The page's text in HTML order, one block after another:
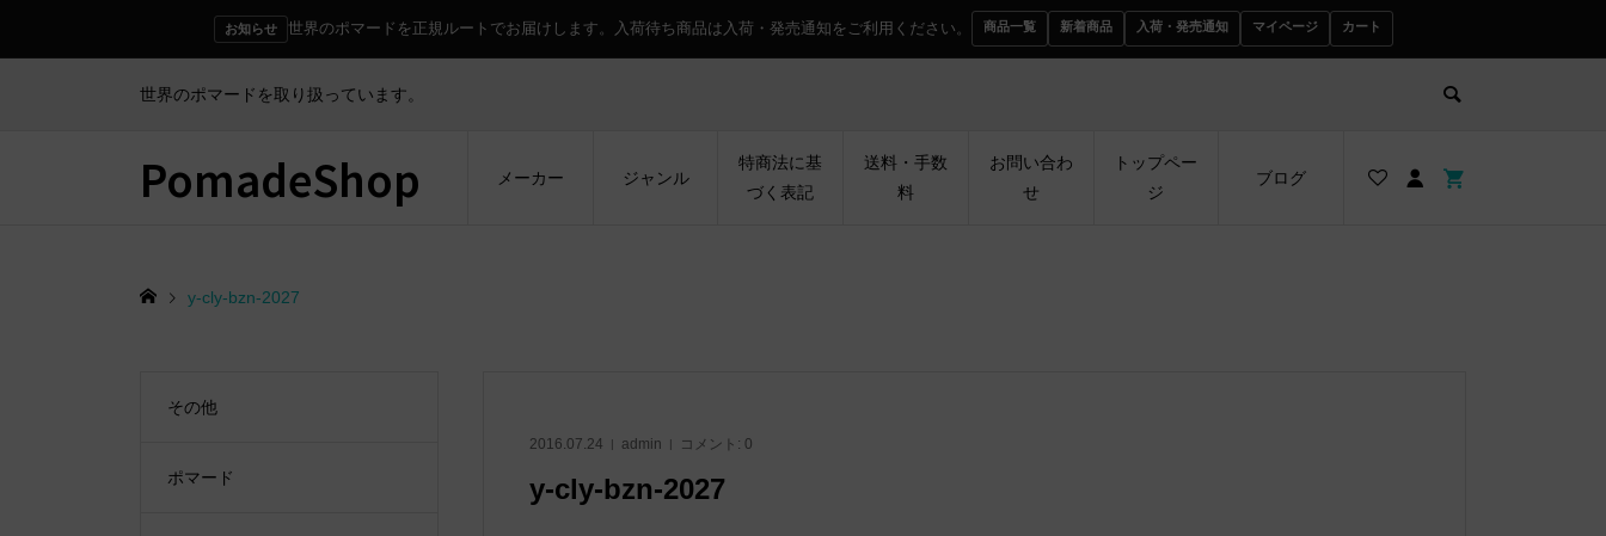
お知らせ 世界のポマードを正規ルートでお届けします。入荷待ち商品は入荷・発売通知をご利用ください。 商品一覧 新着商品 入荷・発売通知 マイページ カート
世界のポマードを取り扱っています。
PomadeShop メーカー ジャンル
特商法に基
づく表記
送料・手数
料
お問い合わ
せ
トップペー
ジ
ブログ
y-cly-bzn-2027
2016.07.24 admin コメント: 0
y-cly-bzn-2027
その他
ポマード